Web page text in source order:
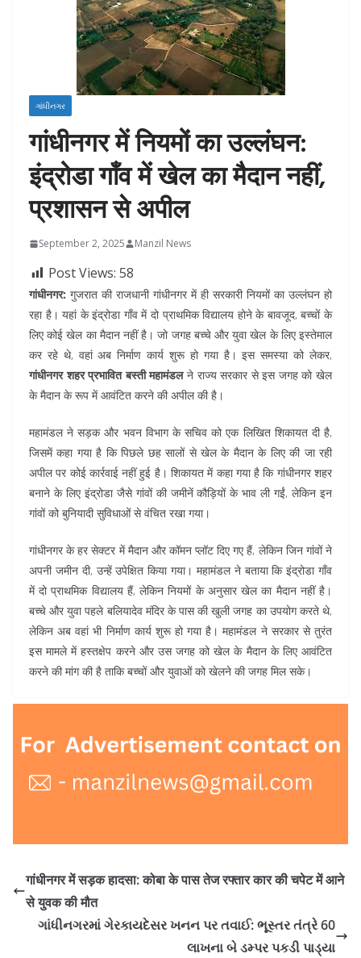
ગાંધીનગર
गांधीनगर में नियमों का उल्लंघन:
इंद्रोडा गाँव में खेल का मैदान नहीं,
प्रशासन से अपील
September 2, 2025 Manzil News
Post Views: 58
गांधीनगर: गुजरात की राजधानी गांधीनगर में ही सरकारी नियमों का उल्लंघन हो
रहा है। यहां के इंद्रोडा गाँव में दो प्राथमिक विद्यालय होने के बावजूद, बच्चों के
लिए कोई खेल का मैदान नहीं है। जो जगह बच्चे और युवा खेल के लिए इस्तेमाल
कर रहे थे, वहां अब निर्माण कार्य शुरू हो गया है। इस समस्या को लेकर,
गांधीनगर शहर प्रभावित बस्ती महामंडलने राज्य सरकार से इस जगह को खेल
के मैदान के रूप में आवंटित करने की अपील की है।
महामंडल ने सड़क और भवन विभाग के सचिव को एक लिखित शिकायत दी है,
जिसमें कहा गया है कि पिछले छह सालों से खेल के मैदान के लिए की जा रही
अपील पर कोई कार्रवाई नहीं हुई है। शिकायत में कहा गया है कि गांधीनगर शहर
बनाने के लिए इंद्रोडा जैसे गांवों की जमीनें कौड़ियों के भाव ली गईं, लेकिन इन
गांवों को बुनियादी सुविधाओं से वंचित रखा गया।
गांधीनगर के हर सेक्टर में मैदान और कॉमन प्लॉट दिए गए हैं, लेकिन जिन गांवों ने
अपनी जमीन दी, उन्हें उपेक्षित किया गया। महामंडल ने बताया कि इंद्रोडा गाँव
में दो प्राथमिक विद्यालय हैं, लेकिन नियमों के अनुसार खेल का मैदान नहीं है।
बच्चे और युवा पहले बलियादेव मंदिर के पास की खुली जगह का उपयोग करते थे,
लेकिन अब वहां भी निर्माण कार्य शुरू हो गया है। महामंडल ने सरकार से तुरंत
इस मामले में हस्तक्षेप करने और उस जगह को खेल के मैदान के लिए आवंटित
करने की मांग की है ताकि बच्चों और युवाओं को खेलने की जगह मिल सके।
गांधीनगर में सड़क हादसा: कोबा के पास तेज रफ्तार कार की चपेट में आने
से युवक की मौत
ગાંધીનગરમાં ગેરકાયદેસર ખનન પર તવાઈ: ભૂસ્તર તંત્રે 60
લાખના બે ડમ્પર પકડી પાડ્યા